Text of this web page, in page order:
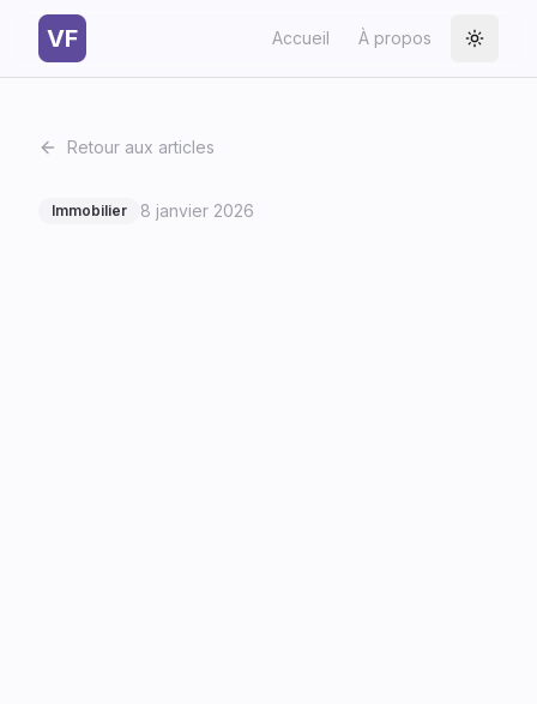
VF Accueil À propos Toggle
Retour aux articles
Immobilier 8 janvier 2026